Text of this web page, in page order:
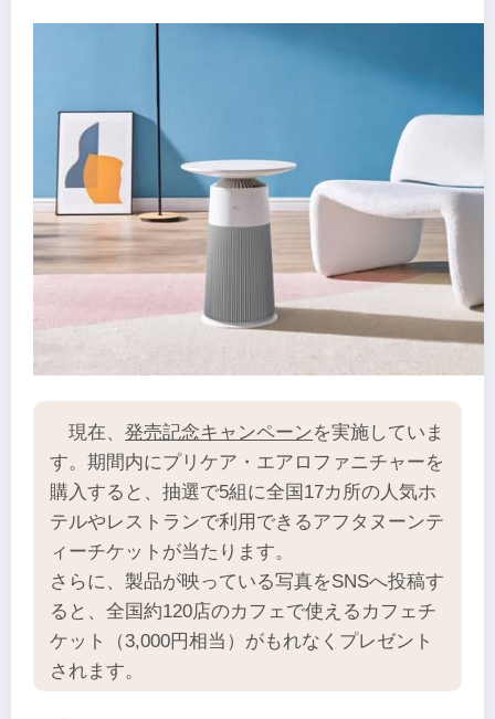
現在、発売記念キャンペーンを実施していま
す。期間内にプリケア・エアロファニチャーを
購入すると、抽選で5組に全国17カ所の人気ホ
テルやレストランで利用できるアフタヌーンテ
ィーチケットが当たります。
さらに、製品が映っている写真をSNSへ投稿す
ると、全国約120店のカフェで使えるカフェチ
ケット（3,000円相当）がもれなくプレゼント
されます。